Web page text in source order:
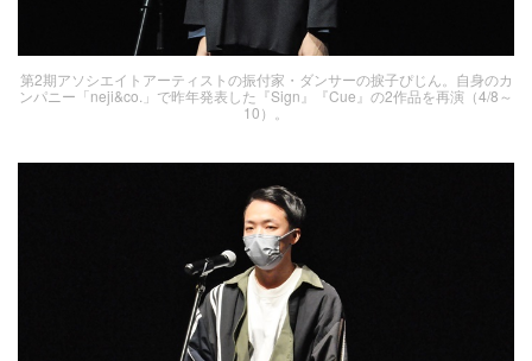
第2期アソシエイトアーティストの振付家・ダンサーの捩子ぴじん。自身のカ
ンパニー「neji&co.」で昨年発表した『Sign』『Cue』の2作品を再演（4/8～
10）。